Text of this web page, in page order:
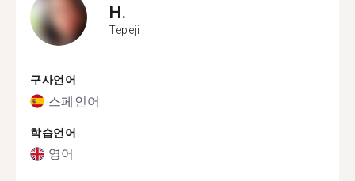
H.
Tepeji
구사언어
스페인어
학습언어
영어